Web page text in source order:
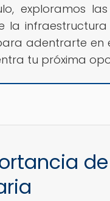
exploramos
la
adentrarte en
tu próxima